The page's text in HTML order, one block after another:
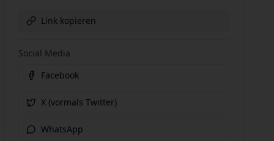
Link kopieren
Social Media
Facebook
X (vormals Twitter)
WhatsApp